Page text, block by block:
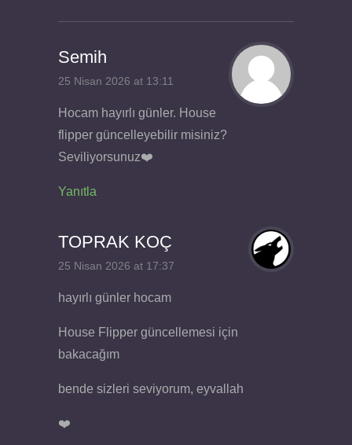
Semih
25 Nisan 2026 at 13:11
Hocam hayırlı günler. House
flipper güncelleyebilir misiniz?
Seviliyorsunuz❤️
Yanıtla
TOPRAK KOÇ
25 Nisan 2026 at 17:37
hayırlı günler hocam
House Flipper güncellemesi için
bakacağım
bende sizleri seviyorum, eyvallah
❤️